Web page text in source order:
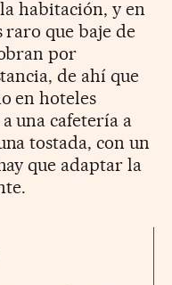
habitación, y en
raro que baje de
por
de ahí que
en hoteles
una cafetería a
tostada, con un
que adaptar la